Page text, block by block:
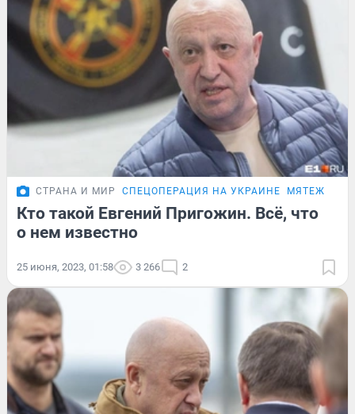
СТРАНА И МИР СПЕЦОПЕРАЦИЯ НА УКРАИНЕ МЯТЕЖ
Кто такой Евгений Пригожин. Всё, что
о нем известно
25 июня, 2023, 01:58 3 266 2